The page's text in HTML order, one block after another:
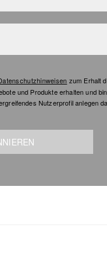
zum Erhalt
und Produkte erhalten und
Nutzerprofil anlegen